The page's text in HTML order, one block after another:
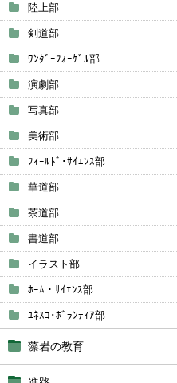
陸上部
剣道部
ﾜﾝﾀﾞｰﾌｫｰｹﾞﾙ部
演劇部
写真部
美術部
ﾌｨｰﾙﾄﾞ･ｻｲｴﾝｽ部
華道部
茶道部
書道部
イラスト部
ﾎｰﾑ・ｻｲｴﾝｽ部
ﾕﾈｽｺ･ﾎﾞﾗﾝﾃｨｱ部
藻岩の教育